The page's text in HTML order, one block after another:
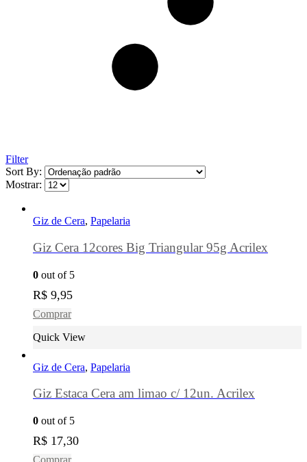
Filter
Sort By:
Mostrar:
Giz de Cera, Papelaria
Giz Cera 12cores Big Triangular 95g Acrilex
0 out of 5
R$ 9,95
Comprar
Quick View
Giz de Cera, Papelaria
Giz Estaca Cera am limao c/ 12un. Acrilex
0 out of 5
R$ 17,30